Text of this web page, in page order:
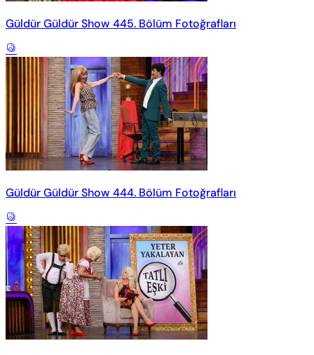
Güldür Güldür Show 445. Bölüm Fotoğrafları
Güldür Güldür Show 444. Bölüm Fotoğrafları